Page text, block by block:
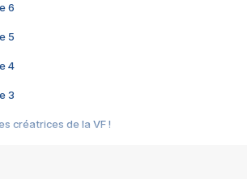
6
5
4
3
créatrices de la VF !